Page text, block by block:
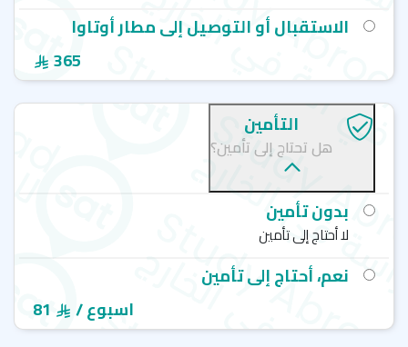
الاستقبال أو التوصيل إلى مطار أوتاوا
365
التأمين
هل تحتاج إلى تأمين؟
بدون تأمين
لا أحتاج إلى تأمين
نعم، أحتاج إلى تأمين
81
/ اسبوع